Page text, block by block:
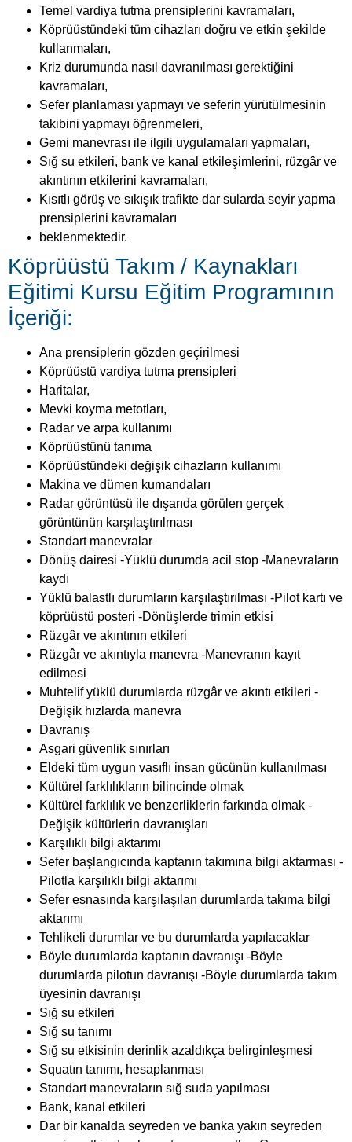
Temel vardiya tutma prensiplerini kavramaları,
Köprüüstündeki tüm cihazları doğru ve etkin şekilde
kullanmaları,
Kriz durumunda nasıl davranılması gerektiğini
kavramaları,
Sefer planlaması yapmayı ve seferin yürütülmesinin
takibini yapmayı öğrenmeleri,
Gemi manevrası ile ilgili uygulamaları yapmaları,
Sığ su etkileri, bank ve kanal etkileşimlerini, rüzgâr ve
akıntının etkilerini kavramaları,
Kısıtlı görüş ve sıkışık trafikte dar sularda seyir yapma
prensiplerini kavramaları
beklenmektedir.
Köprüüstü Takım / Kaynakları
Eğitimi Kursu Eğitim Programının
İçeriği:
Ana prensiplerin gözden geçirilmesi
Köprüüstü vardiya tutma prensipleri
Haritalar,
Mevki koyma metotları,
Radar ve arpa kullanımı
Köprüüstünü tanıma
Köprüüstündeki değişik cihazların kullanımı
Makina ve dümen kumandaları
Radar görüntüsü ile dışarıda görülen gerçek
görüntünün karşılaştırılması
Standart manevralar
Dönüş dairesi -Yüklü durumda acil stop -Manevraların
kaydı
Yüklü balastlı durumların karşılaştırılması -Pilot kartı ve
köprüüstü posteri -Dönüşlerde trimin etkisi
Rüzgâr ve akıntının etkileri
Rüzgâr ve akıntıyla manevra -Manevranın kayıt
edilmesi
Muhtelif yüklü durumlarda rüzgâr ve akıntı etkileri -
Değişik hızlarda manevra
Davranış
Asgari güvenlik sınırları
Eldeki tüm uygun vasıflı insan gücünün kullanılması
Kültürel farklılıkların bilincinde olmak
Kültürel farklılık ve benzerliklerin farkında olmak -
Değişik kültürlerin davranışları
Karşılıklı bilgi aktarımı
Sefer başlangıcında kaptanın takımına bilgi aktarması -
Pilotla karşılıklı bilgi aktarımı
Sefer esnasında karşılaşılan durumlarda takıma bilgi
aktarımı
Tehlikeli durumlar ve bu durumlarda yapılacaklar
Böyle durumlarda kaptanın davranışı -Böyle
durumlarda pilotun davranışı -Böyle durumlarda takım
üyesinin davranışı
Sığ su etkileri
Sığ su tanımı
Sığ su etkisinin derinlik azaldıkça belirginleşmesi
Squatın tanımı, hesaplanması
Standart manevraların sığ suda yapılması
Bank, kanal etkileri
Dar bir kanalda seyreden ve banka yakın seyreden